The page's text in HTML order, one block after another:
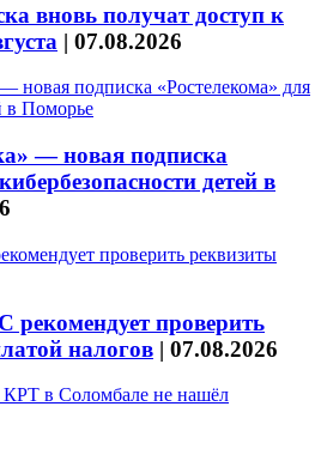
вновь получат доступ к
| 07.08.2026
— новая подписка
детей в
проверить
налогов | 07.08.2026